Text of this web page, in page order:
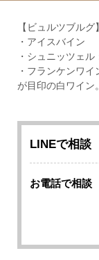
【ビュルツブルグ】
・アイスバイン
・シュニッツェル
・フランケンワ
が目印の白ワイン。
LINEで相談
お電話で相談